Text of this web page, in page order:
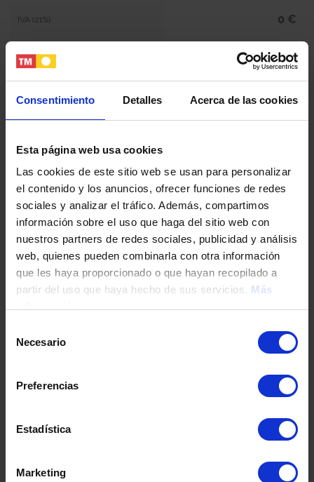
Consentimiento Detalles Acerca de las cookies
Esta página web usa cookies
Las cookies de este sitio web se usan para personalizar
el contenido y los anuncios, ofrecer funciones de redes
sociales y analizar el tráfico. Además, compartimos
información sobre el uso que haga del sitio web con
nuestros partners de redes sociales, publicidad y análisis
web, quienes pueden combinarla con otra información
que les haya proporcionado o que hayan recopilado a
partir del uso que haya hecho de sus servicios. Más
Necesario
Preferencias
Estadística
Marketing
Tu nombre y apellidos
Tu teléfono
DNI / Pasaporte / NIE
Código postal
IVA (21%) 0 €
0 €
Total 1.290.300 €